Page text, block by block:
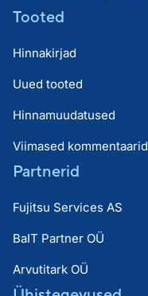
Tooted
Hinnakirjad
Uued tooted
Hinnamuudatused
Viimased kommentaarid
Partnerid
Fujitsu Services AS
BaIT Partner OÜ
Arvutitark OÜ